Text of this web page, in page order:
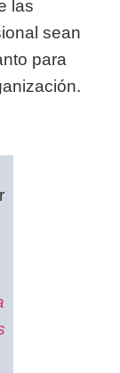
las
sean
para